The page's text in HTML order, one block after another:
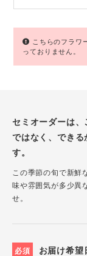
こちらのフラワ
っておりません。
セミオーダーは
ではなく、できる
す。
この季節の旬で新鮮
味や雰囲気が多少異
せ。
必須 お届け希望